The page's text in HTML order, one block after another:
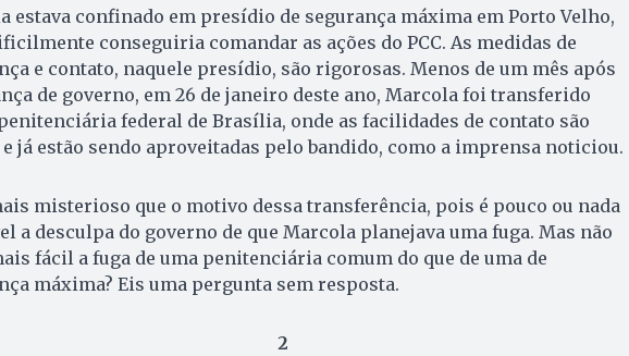
estava confinado em presídio de segurança máxima em Porto Velho,
conseguiria comandar as ações do PCC. As medidas de
e contato, naquele presídio, são rigorosas. Menos de um mês após
de governo, em 26 de janeiro deste ano, Marcola foi transferido
federal de Brasília, onde as facilidades de contato são
já estão sendo aproveitadas pelo bandido, como a imprensa noticiou.
misterioso que o motivo dessa transferência, pois é pouco ou nada
a desculpa do governo de que Marcola planejava uma fuga. Mas não
fácil a fuga de uma penitenciária comum do que de uma de
máxima? Eis uma pergunta sem resposta.
2